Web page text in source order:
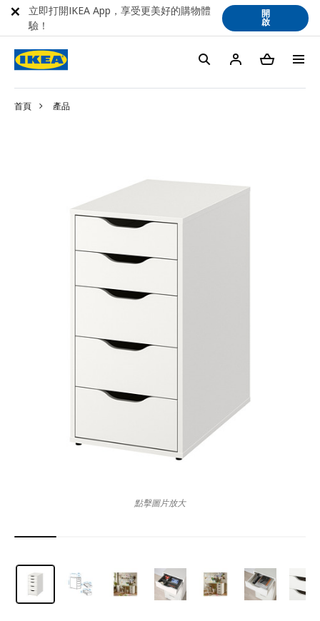
首頁 產品
點擊圖片放大
立即打開IKEA App，享受更美好的購物體
驗！
開
啟